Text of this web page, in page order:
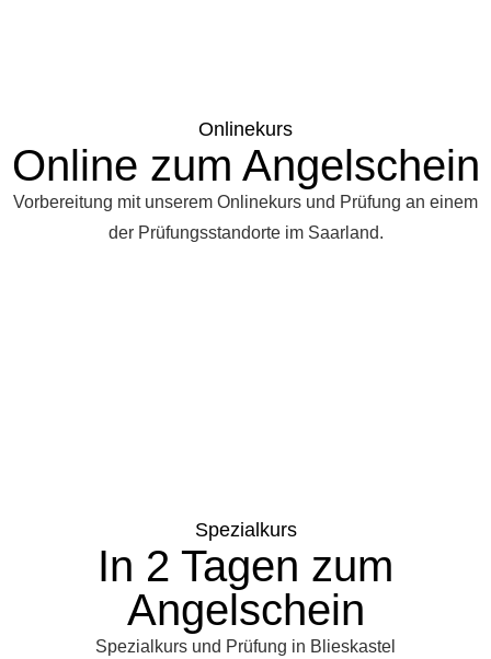
Onlinekurs
Online zum Angelschein
Vorbereitung mit unserem Onlinekurs und Prüfung an einem
der Prüfungsstandorte im Saarland.
Spezialkurs
In 2 Tagen zum
Angelschein
Spezialkurs und Prüfung in Blieskastel